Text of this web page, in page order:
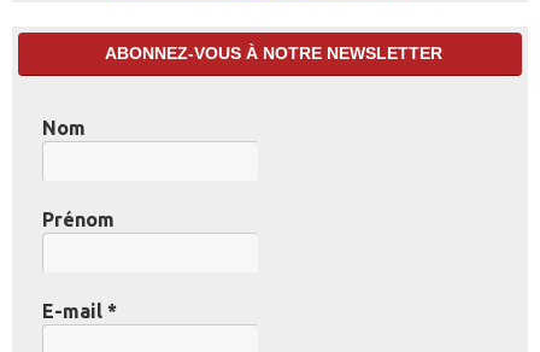
ABONNEZ-VOUS À NOTRE NEWSLETTER
Nom
Prénom
E-mail *